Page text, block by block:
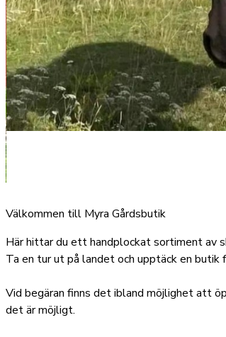
Välkommen till Myra Gårdsbutik
Här hittar du ett handplockat sortiment av
Ta en tur ut på landet och upptäck en
Vid begäran finns det ibland möjlighet att
det är möjligt.